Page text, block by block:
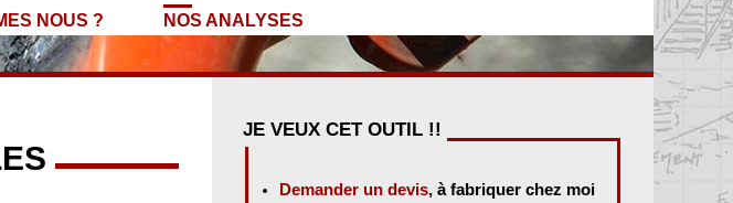
NOUS ? NOS ANALYSES
JE VEUX CET OUTIL !!
Demander un devis, à fabriquer chez moi